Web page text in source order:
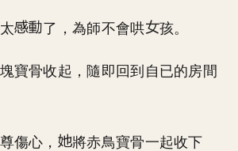
了，為師不會哄 孩。
寶骨收起，隨即回到自已的房間
傷心，
將赤鳥寶骨一起收下